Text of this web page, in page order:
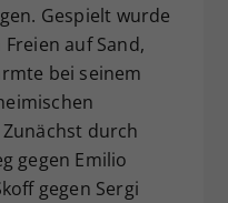
Gespielt wurde
auf Sand,
bei seinem
durch
gegen Emilio
gegen Sergi